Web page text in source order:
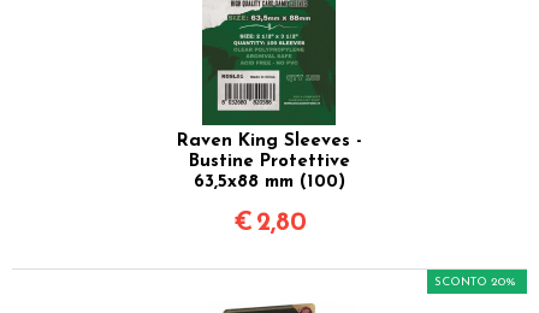
Raven King Sleeves -
Bustine Protettive
63,5x88 mm (100)
€ 2,80
SCONTO 20%